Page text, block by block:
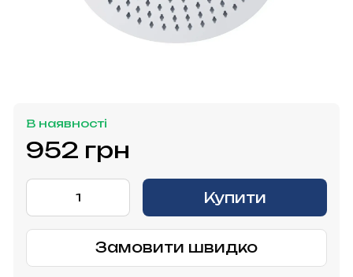
В наявності
952 грн
Купити
Замовити швидко